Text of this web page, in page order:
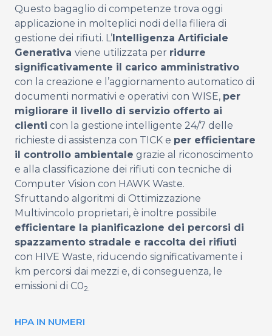
Questo bagaglio di competenze trova oggi
applicazione in molteplici nodi della filiera di
gestione dei rifiuti. L’Intelligenza Artificiale
Generativa viene utilizzata per ridurre
significativamente il carico amministrativo
con la creazione e l’aggiornamento automatico di
documenti normativi e operativi con WISE, per
migliorare il livello di servizio offerto ai
clienti con la gestione intelligente 24/7 delle
richieste di assistenza con TICK e per efficientare
il controllo ambientale grazie al riconoscimento
e alla classificazione dei rifiuti con tecniche di
Computer Vision con HAWK Waste.
Sfruttando algoritmi di Ottimizzazione
Multivincolo proprietari, è inoltre possibile
efficientare la pianificazione dei percorsi di
spazzamento stradale e raccolta dei rifiuti
con HIVE Waste, riducendo significativamente i
km percorsi dai mezzi e, di conseguenza, le
emissioni di C02.
HPA IN NUMERI